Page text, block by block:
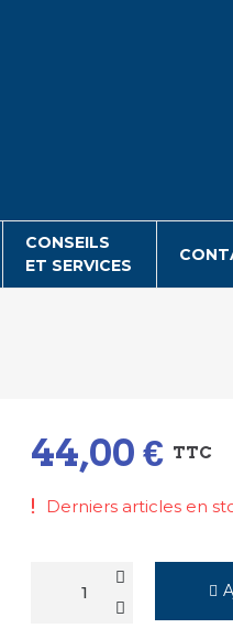
CONSEILS
ET SERVICES
44,00 € TTC
Derniers articles en